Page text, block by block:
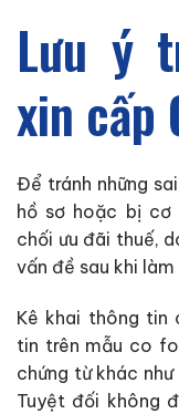
Lưu ý
xin cấp
Để tránh những
hồ sơ hoặc bị cơ
chối ưu đãi thuế,
vấn đề sau khi
Kê khai thông tin
tin trên mẫu co
chứng từ khác
Tuyệt đối không